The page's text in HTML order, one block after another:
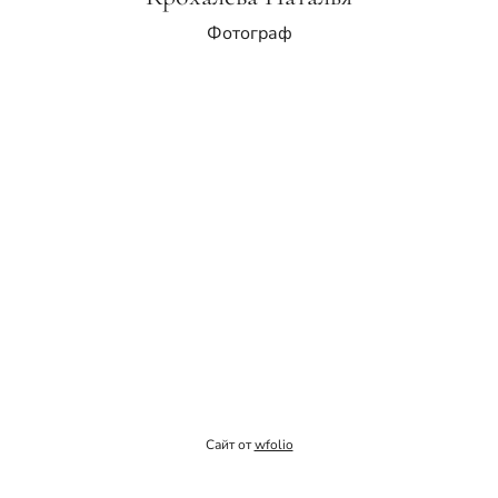
Фотограф
Сайт отwfolio